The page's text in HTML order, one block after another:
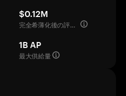
$0.12M
完全希薄化後の評価額
1B AP
最大供給量